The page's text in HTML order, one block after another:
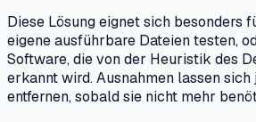
Diese Lösung eignet sich besonders
eigene ausführbare Dateien testen,
Software, die von der Heuristik des
erkannt wird. Ausnahmen lassen
entfernen, sobald sie nicht mehr